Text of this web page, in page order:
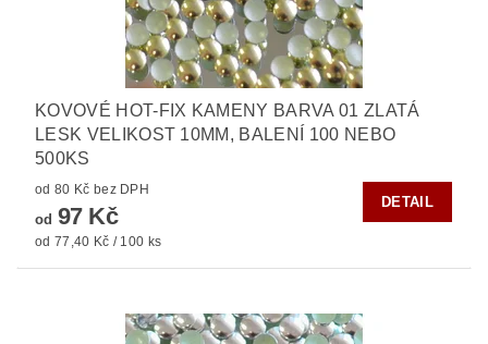
KOVOVÉ HOT-FIX KAMENY BARVA 01 ZLATÁ
LESK VELIKOST 10MM, BALENÍ 100 NEBO
500KS
od 80 Kč bez DPH
od 97 Kč
od 77,40 Kč / 100 ks
DETAIL